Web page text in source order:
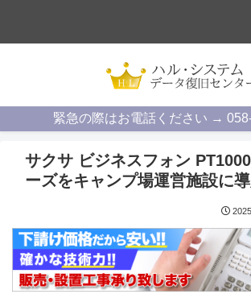
緊急の際はお電話ください →
サクサ ビジネスフォン
ーズをキャンプ場運営施設に